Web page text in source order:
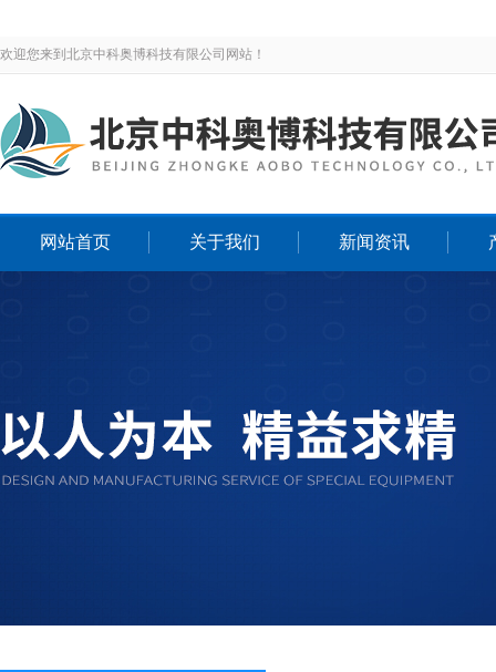
欢迎您来到北京中科奥博科技有限公司网站！
网站首页 关于我们 新闻资讯